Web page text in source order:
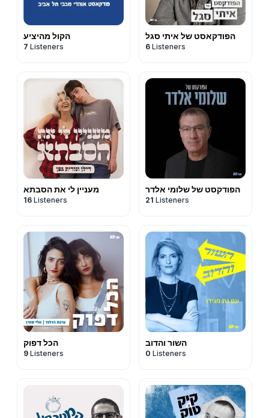
הקול מהיציע
7 Listeners
הפודקאסט של איתי סגל
6 Listeners
מעניין לי את הסבתא
16 Listeners
הפודקסט של שלומי אלדר
21 Listeners
הכל דפוק
9 Listeners
השור והדוב
0 Listeners